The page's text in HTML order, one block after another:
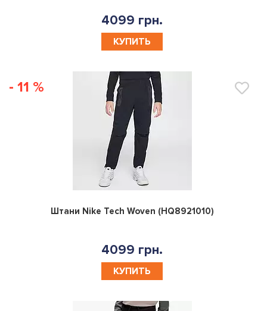
4099 грн.
КУПИТЬ
- 11 %
0
Штани Nike Tech Woven (HQ8921010)
4099 грн.
КУПИТЬ